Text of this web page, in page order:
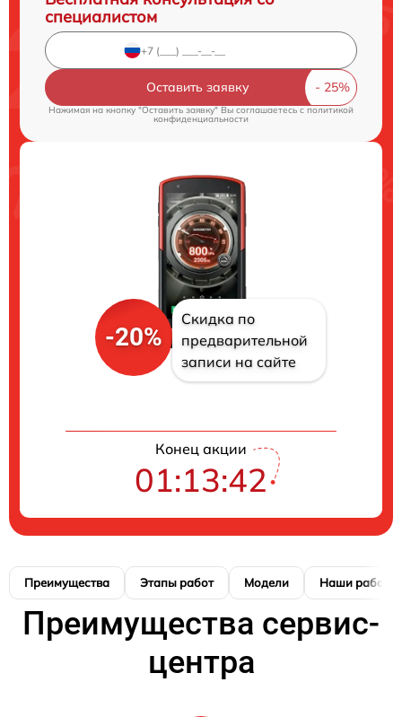
специалистом
Оставить заявку
Нажимая на кнопку "Оставить заявку" Вы соглашаетесь cполитикой
конфиденциальности
-20%
Скидка по
предварительной
записи на сайте
Конец акции
01:13:42
Преимущества Этапы работ Модели Наши работы
Преимущества сервис-
центра